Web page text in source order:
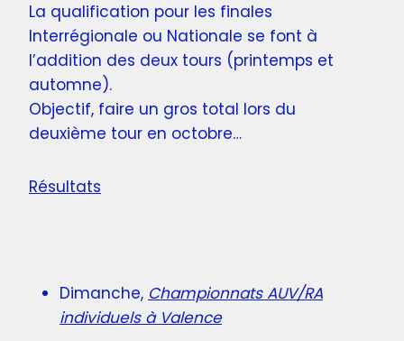
La qualification pour les finales
Interrégionale ou Nationale se font à
l’addition des deux tours (printemps et
automne).
Objectif, faire un gros total lors du
deuxième tour en octobre…
Résultats
Dimanche, Championnats AUV/RA
individuels à Valence